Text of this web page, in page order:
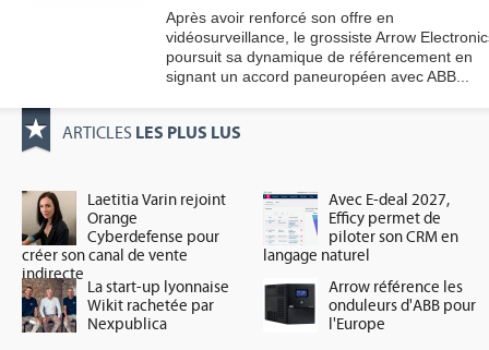
gratuite
Après avoir renforcé son offre en
vidéosurveillance, le grossiste Arrow
poursuit sa dynamique de référencement en
signant un accord paneuropéen avec ABB...
ARTICLES LES PLUS LUS
Laetitia Varin rejoint
Orange
Cyberdefense pour
créer son canal de vente
indirecte
Avec E-deal 2027,
Efficy permet de
piloter son CRM en
langage naturel
La start-up lyonnaise
Wikit rachetée par
Nexpublica
Arrow référence les
onduleurs d'ABB pour
l'Europe